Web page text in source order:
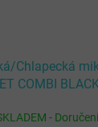
Chlapecká
COMBI
-